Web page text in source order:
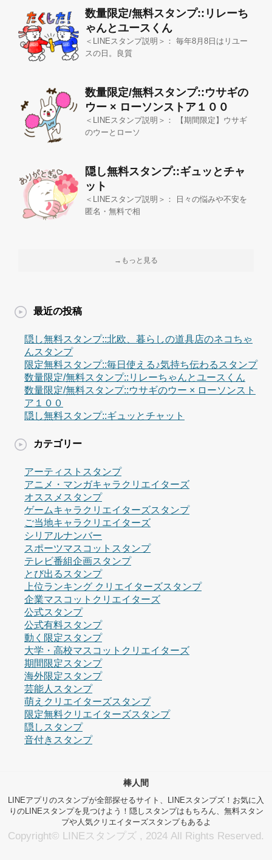
数量限定/無料スタンプ::リレーち
ゃんとユースくん
＜LINEスタンプ説明＞： 毎年8月8日はリユー
スの日。良質
数量限定/無料スタンプ::ウサギの
ウー × ローソンストア１００
＜LINEスタンプ説明＞： 【期間限定】ウサギ
のウーとローソ
隠し無料スタンプ::ギュッとチャ
ット
＜LINEスタンプ説明＞： 日々の悩みや不安を
匿名・無料で相
→もっと見る
最近の投稿
隠し無料スタンプ::北欧、暮らしの道具店のネコちゃ
んスタンプ
限定無料スタンプ::毎日使える♪気持ち伝わるスタンプ
数量限定/無料スタンプ::リレーちゃんとユースくん
数量限定/無料スタンプ::ウサギのウー × ローソンスト
ア１００
隠し無料スタンプ::ギュッとチャット
カテゴリー
アーティストスタンプ
アニメ・マンガキャラクリエイターズ
オススメスタンプ
ゲームキャラクリエイターズスタンプ
ご当地キャラクリエイターズ
シリアルナンバー
スポーツマスコットスタンプ
テレビ番組企画スタンプ
とび出るスタンプ
上位ランキング クリエイターズスタンプ
企業マスコットクリエイターズ
公式スタンプ
公式有料スタンプ
動く限定スタンプ
大学・高校マスコットクリエイターズ
期間限定スタンプ
海外限定スタンプ
芸能人スタンプ
萌えクリエイターズスタンプ
限定無料クリエイターズスタンプ
隠しスタンプ
音付きスタンプ
棒人間
LINEアプリのスタンプが全部探せるサイト、LINEスタンプズ！お気に入
りのLINEスタンプを見つけよう！隠しスタンプはもちろん、無料スタン
プや人気クリエイターズスタンプもあるよ
Copyright© LINEスタンプズ , 2024 All Rights Reserved.